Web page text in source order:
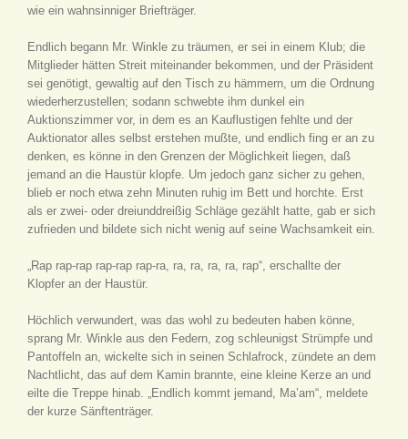
wie ein wahnsinniger Briefträger.
Endlich begann Mr. Winkle zu träumen, er sei in einem Klub; die
Mitglieder hätten Streit miteinander bekommen, und der Präsident
sei genötigt, gewaltig auf den Tisch zu hämmern, um die Ordnung
wiederherzustellen; sodann schwebte ihm dunkel ein
Auktionszimmer vor, in dem es an Kauflustigen fehlte und der
Auktionator alles selbst erstehen mußte, und endlich fing er an zu
denken, es könne in den Grenzen der Möglichkeit liegen, daß
jemand an die Haustür klopfe. Um jedoch ganz sicher zu gehen,
blieb er noch etwa zehn Minuten ruhig im Bett und horchte. Erst
als er zwei- oder dreiunddreißig Schläge gezählt hatte, gab er sich
zufrieden und bildete sich nicht wenig auf seine Wachsamkeit ein.
„Rap rap-rap rap-rap rap-ra, ra, ra, ra, ra, rap“, erschallte der
Klopfer an der Haustür.
Höchlich verwundert, was das wohl zu bedeuten haben könne,
sprang Mr. Winkle aus den Federn, zog schleunigst Strümpfe und
Pantoffeln an, wickelte sich in seinen Schlafrock, zündete an dem
Nachtlicht, das auf dem Kamin brannte, eine kleine Kerze an und
eilte die Treppe hinab. „Endlich kommt jemand, Ma’am“, meldete
der kurze Sänftenträger.